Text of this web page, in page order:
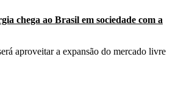
chega ao Brasil em sociedade com a
aproveitar a expansão do mercado livre